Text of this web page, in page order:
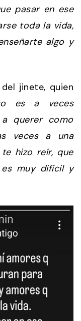
pasar en ese
toda la vida,
algo y
jinete, quien
es a veces
querer como
veces a una
hizo reír, que
es muy difícil y